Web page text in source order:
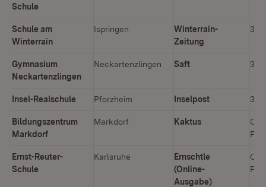
Schule
Schule am
Winterrain
Ispringen
Winterrain-
Zeitung
3.
Gymnasium
Neckartenzlingen
Neckartenzlingen Saft 3.
Insel-Realschule Pforzheim Inselpost 3.
Bildungszentrum
Markdorf
Markdorf Kaktus
Ernst-Reuter-
Schule
Karlsruhe
Ernschtle
(Online-
Ausgabe)